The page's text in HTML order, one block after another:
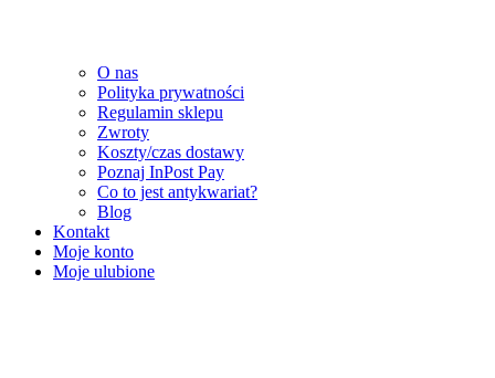
O nas
Polityka prywatności
Regulamin sklepu
Zwroty
Koszty/czas dostawy
Poznaj InPost Pay
Co to jest antykwariat?
Blog
Kontakt
Moje konto
Moje ulubione